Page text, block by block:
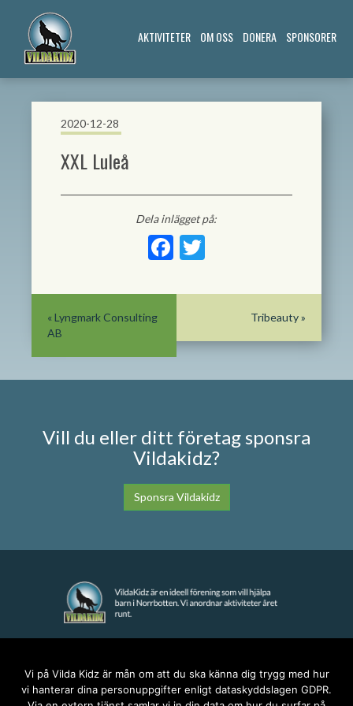
AKTIVITETER OM OSS DONERA SPONSORER
2020-12-28
XXL Luleå
Dela inlägget på:
Facebook
Twitter
Tribeauty»
« Lyngmark Consulting
AB
Vill du eller ditt företag sponsra
Vildakidz?
Sponsra Vildakidz
anna@vildakidz.se
Vi på Vilda Kidz är mån om att du ska känna dig trygg med hur
vi hanterar dina personuppgifter enligt dataskyddslagen GDPR.